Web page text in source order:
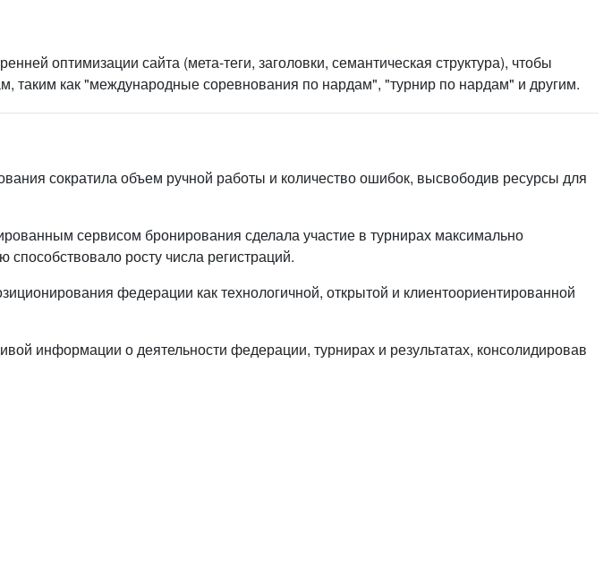
оптимизации сайта (мета-теги, заголовки, семантическая структура), чтобы
таким как "международные соревнования по нардам", "турнир по нардам" и другим.
сократила объем ручной работы и количество ошибок, высвободив ресурсы для
сервисом бронирования сделала участие в турнирах максимально
росту числа регистраций.
федерации как технологичной, открытой и клиентоориентированной
информации о деятельности федерации, турнирах и результатах, консолидировав